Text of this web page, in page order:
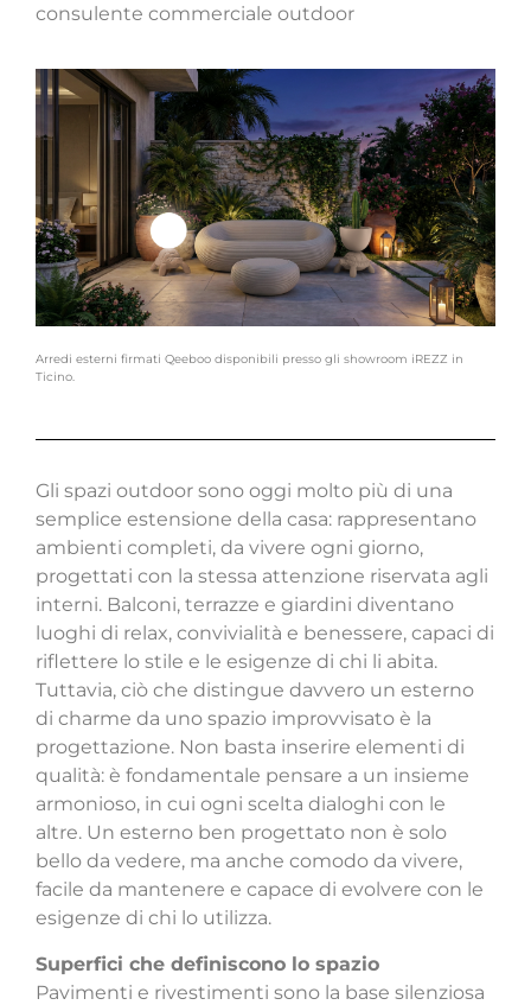
consulente commerciale outdoor
Arredi esterni firmati Qeeboo disponibili presso gli showroom iREZZ in
Ticino.
G li spazi outdoor sono oggi molto più di una
semplice estensione della casa: rappresentano
ambienti completi, da vivere ogni giorno,
progettati con la stessa attenzione riservata agli
interni. Balconi, terrazze e giardini diventano
luoghi di relax, convivialità e benessere, capaci di
riflettere lo stile e le esigenze di chi li abita.
Tuttavia, ciò che distingue davvero un esterno
di charme da uno spazio improvvisato è la
progettazione. Non basta inserire elementi di
qualità: è fondamentale pensare a un insieme
armonioso, in cui ogni scelta dialoghi con le
altre. Un esterno ben progettato non è solo
bello da vedere, ma anche comodo da vivere,
facile da mantenere e capace di evolvere con le
esigenze di chi lo utilizza.
Superfici che definiscono lo spazio
Pavimenti e rivestimenti sono la base silenziosa